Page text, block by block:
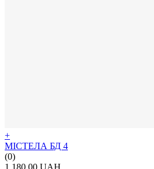
+
МІСТЕЛА БД 4
(0)
1 180.00 UAH